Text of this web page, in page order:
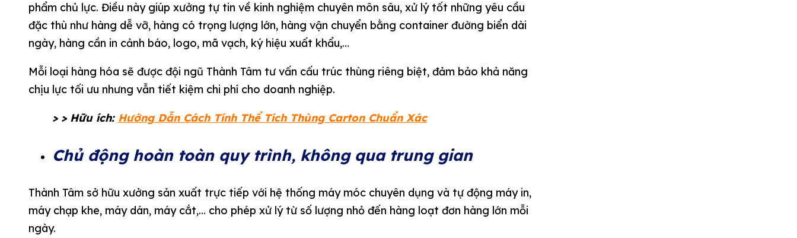
phẩm chủ lực. Điều này giúp xưởng tự tin về kinh nghiệm chuyên môn sâu, xử lý tốt những yêu cầu
đặc thù như hàng dễ vỡ, hàng có trọng lượng lớn, hàng vận chuyển bằng container đường biển dài
ngày, hàng cần in cảnh báo, logo, mã vạch, ký hiệu xuất khẩu,…
Mỗi loại hàng hóa sẽ được đội ngũ Thành Tâm tư vấn cấu trúc thùng riêng biệt, đảm bảo khả năng
chịu lực tối ưu nhưng vẫn tiết kiệm chi phí cho doanh nghiệp.
> > Hữu ích: Hướng Dẫn Cách Tính Thể Tích Thùng Carton Chuẩn Xác
Chủ động hoàn toàn quy trình, không qua trung gian
Thành Tâm sở hữu xưởng sản xuất trực tiếp với hệ thống máy móc chuyên dụng và tự động máy in,
máy chạp khe, máy dán, máy cắt,… cho phép xử lý từ số lượng nhỏ đến hàng loạt đơn hàng lớn mỗi
ngày.